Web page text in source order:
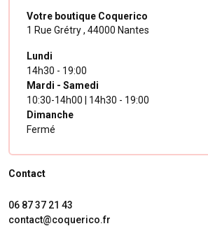
Votre boutique Coquerico
1 Rue Grétry , 44000 Nantes
Lundi
14h30 - 19:00
Mardi - Samedi
10:30-14h00 | 14h30 - 19:00
Dimanche
Fermé
Contact
06 87 37 21 43
contact@coquerico.fr